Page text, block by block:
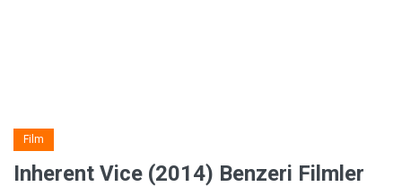
Film
Inherent Vice (2014) Benzeri Filmler